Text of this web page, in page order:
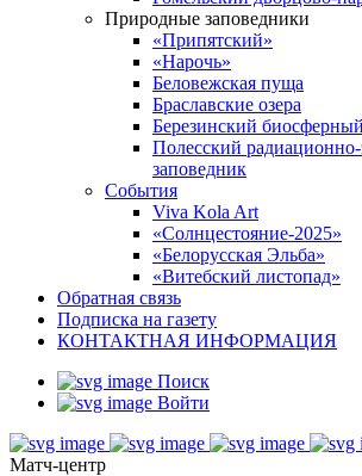
Природные заповедники
«Припятский»
«Нарочь»
Беловежская пуща
Браславские озера
Березинский
Полесский радиационно-
заповедник
События
Viva Kola Art
«Солнцестояние-2025»
«Белорусская Эльба»
«Витебский листопад»
Обратная связь
Подписка на газету
КОНТАКТНАЯ ИНФОРМАЦИЯ
Поиск
Войти
Матч-центр